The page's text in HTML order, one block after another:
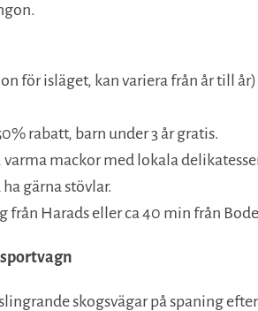
för isläget, kan variera från år till år)
rabatt, barn under 3 år gratis.
mackor med lokala
gärna stövlar.
från Harads eller ca 40 min från
skogsvägar på spaning